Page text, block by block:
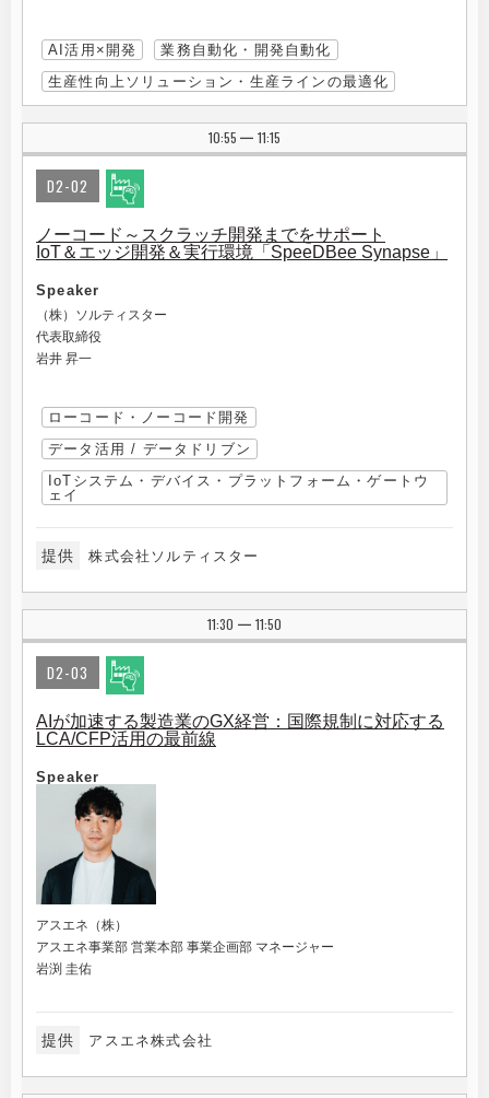
AI活用×開発
業務自動化・開発自動化
生産性向上ソリューション・生産ラインの最適化
10:55 | 11:15
D2-02
ノーコード～スクラッチ開発までをサポート
IoT＆エッジ開発＆実行環境「SpeeDBee Synapse」
Speaker
（株）ソルティスター
代表取締役
岩井 昇一
ローコード・ノーコード開発
データ活用 / データドリブン
IoTシステム・デバイス・プラットフォーム・ゲートウ
ェイ
提供 株式会社ソルティスター
11:30 | 11:50
D2-03
AIが加速する製造業のGX経営：国際規制に対応する
LCA/CFP活用の最前線
Speaker
アスエネ（株）
アスエネ事業部 営業本部 事業企画部 マネージャー
岩渕 圭佑
提供 アスエネ株式会社